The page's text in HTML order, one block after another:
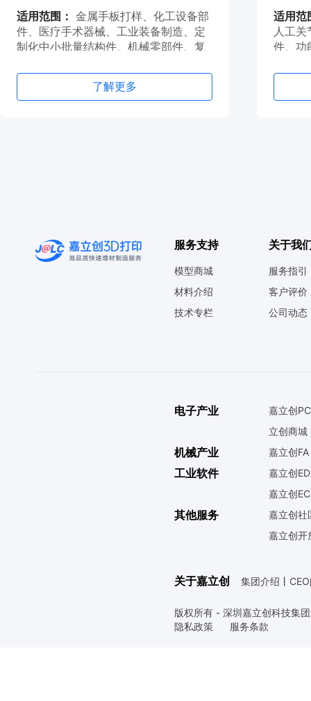
适用范围： 金属手板打样、化工设备部
件、医疗手术器械、工业装备制造、定
制化中小批量结构件、机械零部件、复
了解更多
适用范
人工关
件、功
服务支持
模型商城
材料介绍
技术专栏
关于我
服务指引
客户评价
公司动态
电子产业
嘉立创
立创商城
机械产业 嘉立创FA
工业软件
嘉立创
嘉立创
其他服务
嘉立创社
嘉立创开
关于嘉立创 集团介绍 丨
版权所有 - 深圳嘉立创科技集
隐私政策
服务条款